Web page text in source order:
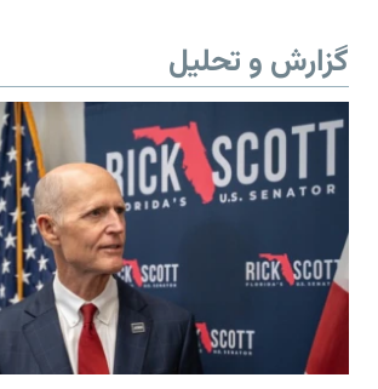
گزارش و تحلیل